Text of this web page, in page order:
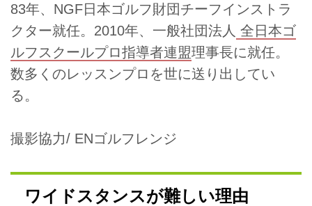
83年、NGF日本ゴルフ財団チーフインストラ
クター就任。2010年、一般社団法人 全日本ゴ
ルフスクールプロ指導者連盟理事長に就任。
数多くのレッスンプロを世に送り出してい
る。
撮影協力/ ENゴルフレンジ
ワイドスタンスが難しい理由